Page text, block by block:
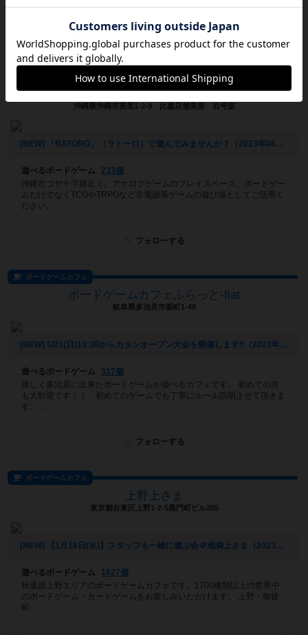
フォローする
ホビーショップ Roll the Dice
沖縄県沖縄市美里1-2-9 比嘉店舗美里 右号室
[NEW] 「RATORO」（ラトーロ）で遊んでみませんか？（2023年06月10日 18時48分）
遊べるボードゲーム
233個
沖縄市コザ十字路近く。アナログゲームのプレイスペース。ボードゲー
ムだけでなくTCGやTRPGなど非電源系ゲームの遊び場としてご活用く
ださい。
フォローする
ボードゲームカフェ
ボードゲームカフェふらっと-flat
岐阜県多治見市新町1-48
[NEW] 5/21(日)13:30からカタンオープン大会を開催します‼️（2023年04月26日 22時02分）
遊べるボードゲーム
317個
新しく多治見に出来たボードゲームが遊べるカフェです。 初めての方
も大歓迎です！！ 初めてのゲームでも丁寧にルール説明させて頂きま
す。...
フォローする
ボードゲームカフェ
上野上さま
東京都台東区上野1-2-5黒門町ビル205
[NEW] 【1月18日(水)】スタッフも一緒に遊ぶ会＠池袋上さま（2023年01月09日 23時09分）
遊べるボードゲーム
1627個
秋葉原上野エリアのボードゲームカフェです。1700種類以上の世界中
のボードゲーム・カードゲームをお楽しみいただけます。 上野・御徒
町...